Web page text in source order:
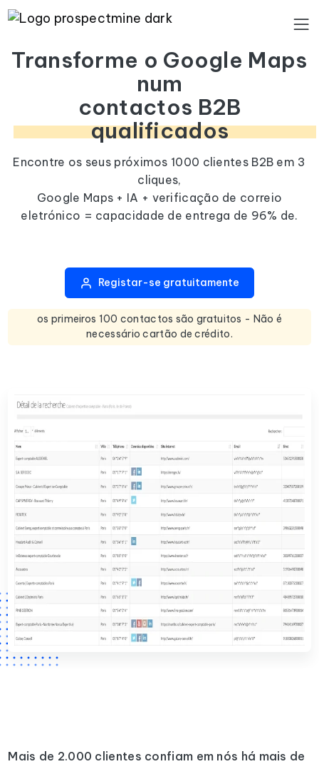
Transforme o Google Maps
num
contactos B2B
qualificados
Encontre os seus próximos 1000 clientes B2B em 3
cliques,
Google Maps + IA + verificação de correio
eletrónico = capacidade de entrega de 96% de.
Registar-se gratuitamente
os primeiros 100 contactos são gratuitos - Não é
necessário cartão de crédito.
Mais de 2.000 clientes confiam em nós há mais de